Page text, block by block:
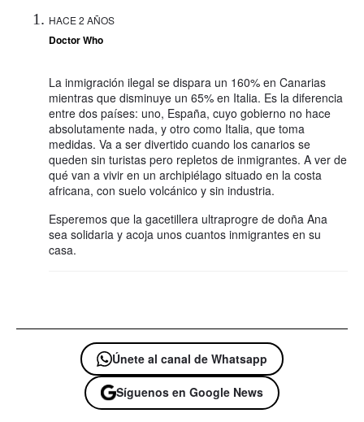
HACE 2 AÑOS
Doctor Who
La inmigración ilegal se dispara un 160% en Canarias
mientras que disminuye un 65% en Italia. Es la diferencia
entre dos países: uno, España, cuyo gobierno no hace
absolutamente nada, y otro como Italia, que toma
medidas. Va a ser divertido cuando los canarios se
queden sin turistas pero repletos de inmigrantes. A ver de
qué van a vivir en un archipiélago situado en la costa
africana, con suelo volcánico y sin industria.
Esperemos que la gacetillera ultraprogre de doña Ana
sea solidaria y acoja unos cuantos inmigrantes en su
casa.
Únete al canal de Whatsapp
Síguenos en Google News